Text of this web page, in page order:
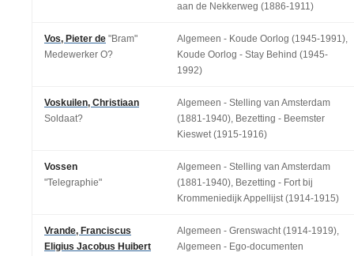
aan de Nekkerweg (1886-1911)
Vos, Pieter de "Bram"
Medewerker O?
Algemeen - Koude Oorlog (1945-1991),
Koude Oorlog - Stay Behind (1945-
1992)
Voskuilen, Christiaan
Soldaat?
Algemeen - Stelling van Amsterdam
(1881-1940), Bezetting - Beemster
Kieswet (1915-1916)
Vossen
"Telegraphie"
Algemeen - Stelling van Amsterdam
(1881-1940), Bezetting - Fort bij
Krommeniedijk Appellijst (1914-1915)
Vrande, Franciscus
Eligius Jacobus Huibert
Algemeen - Grenswacht (1914-1919),
Algemeen - Ego-documenten